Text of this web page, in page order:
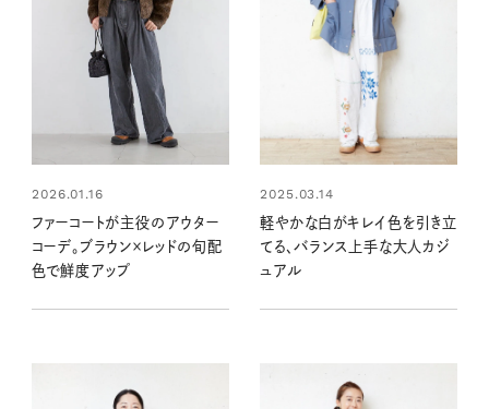
2026.01.16
ファーコートが主役のアウター
コーデ。ブラウン×レッドの旬配
色で鮮度アップ
2025.03.14
軽やかな白がキレイ色を引き立
てる、バランス上手な大人カジ
ュアル